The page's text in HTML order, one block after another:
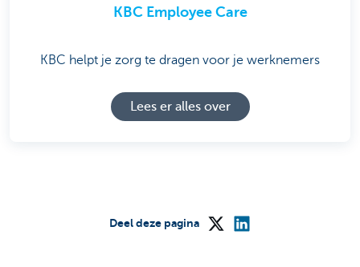
KBC Employee Care
KBC helpt je zorg te dragen voor je werknemers
Lees er alles over
Deel deze pagina